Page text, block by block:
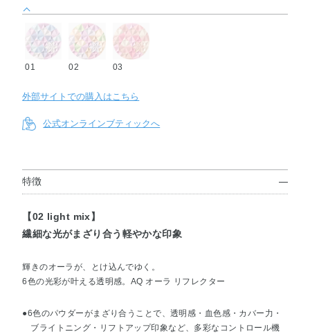
01 02 03
外部サイトでの購入はこちら
公式オンラインブティックへ
特徴
【02 light mix】
繊細な光がまざり合う軽やかな印象
輝きのオーラが、とけ込んでゆく。
6色の光彩が叶える透明感。AQ オーラ リフレクター
●6色のパウダーがまざり合うことで、透明感・血色感・カバー力・
ブライトニング・リフトアップ印象など、多彩なコントロール機